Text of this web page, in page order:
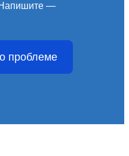
—
проблеме
КИНО
космос"